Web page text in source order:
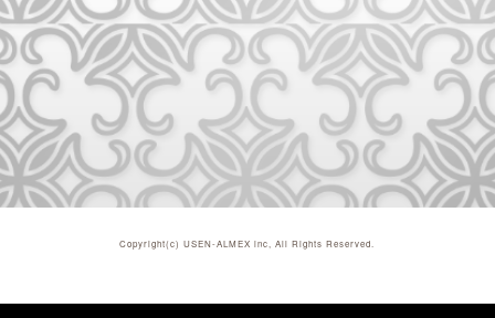
Copyright(c)USEN-ALMEX inc, All Rights Reserved.